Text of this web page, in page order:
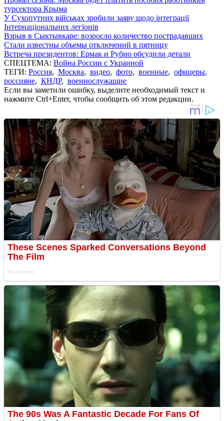
турсектора Крыма
У Сухопутних військах зробили заяву щодо інтеграції
Інтернаціональних легіонів
Взрыв в Сыктывкаре: возросло количество пострадавших
Стали известны объемы отключений в пятницу
Встреча президентов: Ермак и Рубио обсудили детали
СПЕЦТЕМА: Война России с Украиной
ТЕГИ: Россия, Москва, видео, фото, военные, офицеры,
россияне, КНДР, военнослужащие
Если вы заметили ошибку, выделите необходимый текст и
нажмите Ctrl+Enter, чтобы сообщить об этом редакции.